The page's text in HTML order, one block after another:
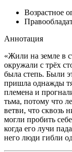
Возрастное
Аннотация
«Жили на земле в
окружали с трёх
была степь. Были
пришла однажды
племена и
тьма, потому что
ветви, что сквозь
могли пробить
когда его лучи
него люди гибли